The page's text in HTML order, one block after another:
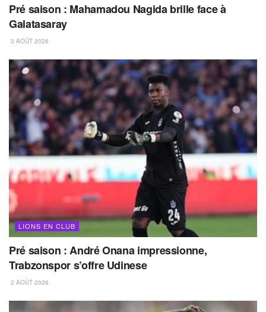
Pré saison : Mahamadou Nagida brille face à
Galatasaray
3 AOÛT 2026
LIONS EN CLUB
Pré saison : André Onana impressionne,
Trabzonspor s’offre Udinese
2 AOÛT 2026